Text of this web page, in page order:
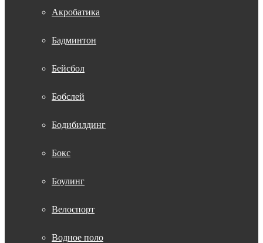
Акробатика
Бадминтон
Бейсбол
Бобслей
Бодибилдинг
Бокс
Боулинг
Велоспорт
Водное поло